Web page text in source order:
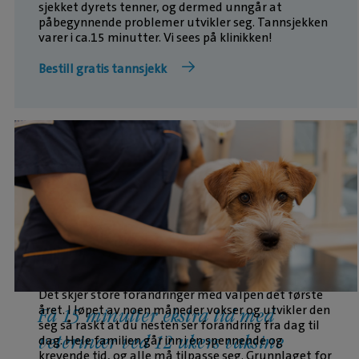
sjekket dyrets tenner, og dermed unngår at
påbegynnende problemer utvikler seg. Tannsjekken
varer i ca.15 minutter. Vi sees på klinikken!
Bestill gratis tannsjekk
Få 15 minutter ekstra tid med
veterinær ved 12 ukers vaksine
Det skjer store forandringer med valpen det første
året. I løpet av noen måneder vokser og utvikler den
seg så raskt at du nesten ser forandring fra dag til
dag. Hele familien går inn i en spennende og
krevende tid, og alle må tilpasse seg. Grunnlaget for